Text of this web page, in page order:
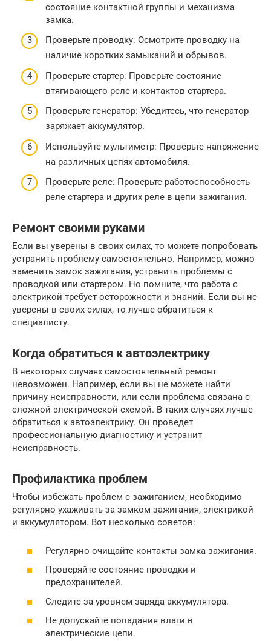
состояние контактной группы и механизма
замка.
Проверьте проводку: Осмотрите проводку на
наличие коротких замыканий и обрывов.
Проверьте стартер: Проверьте состояние
втягивающего реле и контактов стартера.
Проверьте генератор: Убедитесь, что генератор
заряжает аккумулятор.
Используйте мультиметр: Проверьте напряжение
на различных цепях автомобиля.
Проверьте реле: Проверьте работоспособность
реле стартера и других реле в цепи зажигания.
Ремонт своими руками
Если вы уверены в своих силах, то можете попробовать
устранить проблему самостоятельно. Например, можно
заменить замок зажигания, устранить проблемы с
проводкой или стартером. Но помните, что работа с
электрикой требует осторожности и знаний. Если вы не
уверены в своих силах, то лучше обратиться к
специалисту.
Когда обратиться к автоэлектрику
В некоторых случаях самостоятельный ремонт
невозможен. Например, если вы не можете найти
причину неисправности, или если проблема связана с
сложной электрической схемой. В таких случаях лучше
обратиться к автоэлектрику. Он проведет
профессиональную диагностику и устранит
неисправность.
Профилактика проблем
Чтобы избежать проблем с зажиганием, необходимо
регулярно ухаживать за замком зажигания, электрикой
и аккумулятором. Вот несколько советов:
Регулярно очищайте контакты замка зажигания.
Проверяйте состояние проводки и
предохранителей.
Следите за уровнем заряда аккумулятора.
Не допускайте попадания влаги в
электрические цепи.